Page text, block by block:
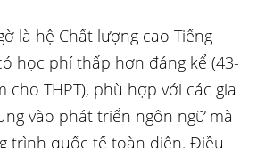
là hệ Chất lượng cao Tiếng
học phí thấp hơn đáng kể (43-
THPT), phù hợp với các gia
vào phát triển ngôn ngữ mà
trình quốc tế toàn diện. Điều